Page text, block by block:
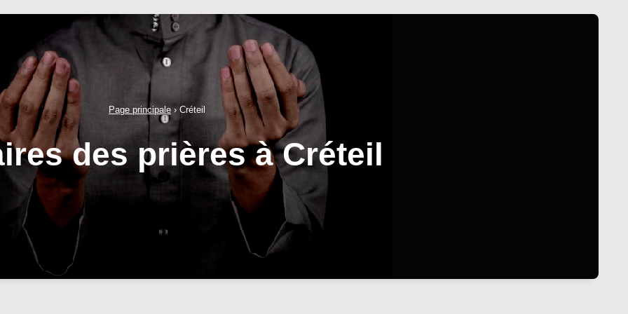
Page principale › Créteil
des prières à Créteil